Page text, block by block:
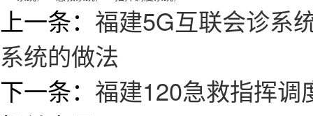
上一条： 福建5G互联会诊系
系统的做法
下一条： 福建120急救指挥调